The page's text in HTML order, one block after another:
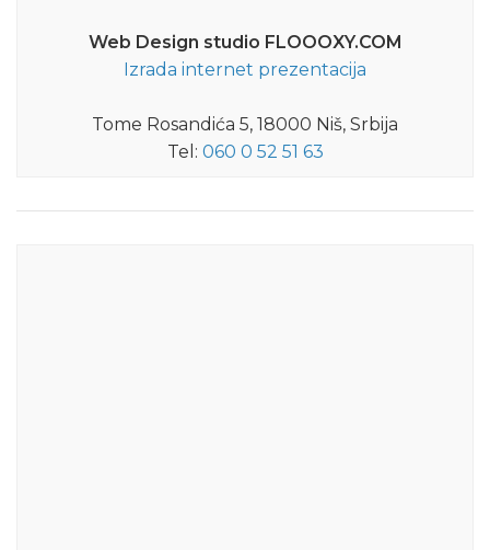
Web Design studio FLOOOXY.COM
Izrada internet prezentacija
Tome Rosandića 5, 18000 Niš, Srbija
Tel: 060 0 52 51 63